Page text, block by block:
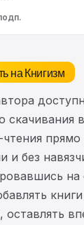
на Книгизм
скачивания
и без
на
оставлять